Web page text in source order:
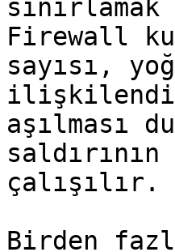
Firewall
sayısı,
aşılması
çalışılır.
Birden